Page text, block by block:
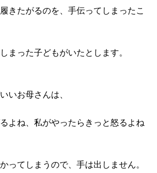
きたがるのを、手伝ってしまったこ
まった子どもがいたとします。
いお母さんは、
よね、私がやったらきっと怒るよね
ってしまうので、手は出しません。